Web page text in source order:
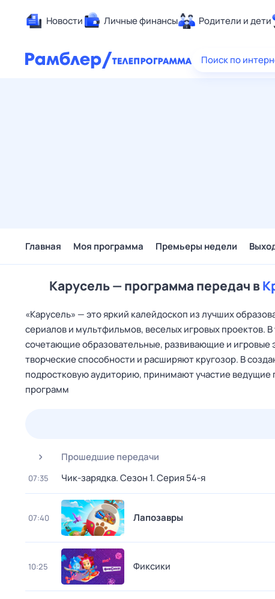
Новости Личные финансы Родители и дети
Здоровье
Поиск по
Главная Моя программа Премьеры недели
Карусель — программа передач в
«Карусель» — это яркий калейдоскоп из лучших
сериалов и мультфильмов, веселых игровых проектов.
сочетающие образовательные, развивающие и
творческие способности и расширяют кругозор. В
подростковую аудиторию, принимают участие ведущие
программ
Прошедшие передачи
07:35 Чик-зарядка. Сезон 1. Серия 54-я
07:40 Лапозавры
10:25 Фиксики